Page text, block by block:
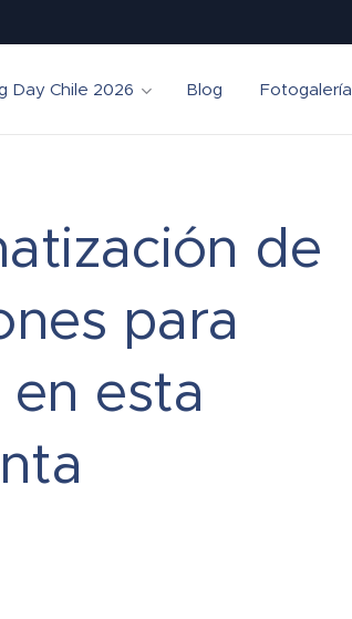
Day Chile 2026 Blog Fotogalería
de
para
esta